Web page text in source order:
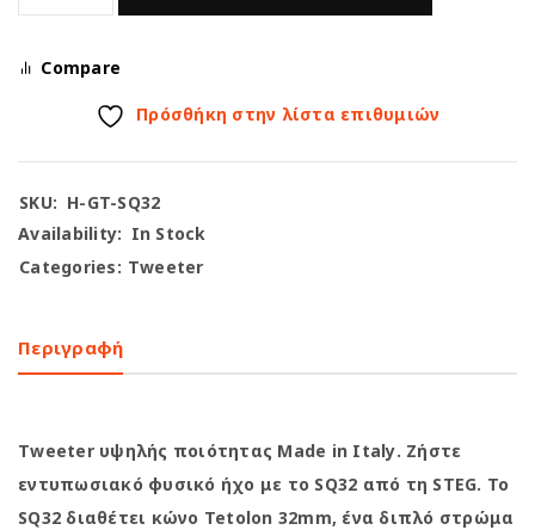
Compare
Πρόσθήκη στην λίστα επιθυμιών
SKU: H-GT-SQ32
Availability: In Stock
Categories: Tweeter
Περιγραφή
Tweeter υψηλής ποιότητας Made in Italy. Ζήστε
εντυπωσιακό φυσικό ήχο με το SQ32 από τη STEG. Το
SQ32 διαθέτει κώνο Tetolon 32mm, ένα διπλό στρώμα